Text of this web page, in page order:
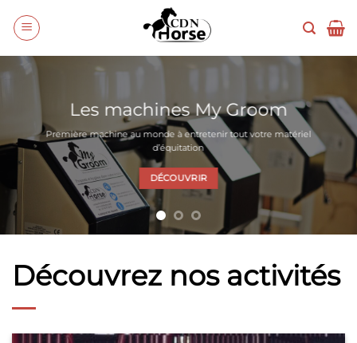
au
Les machines My Groom
Première machine au monde à entretenir tout votre matériel
d’équitation
DÉCOUVRIR
Découvrez nos activités